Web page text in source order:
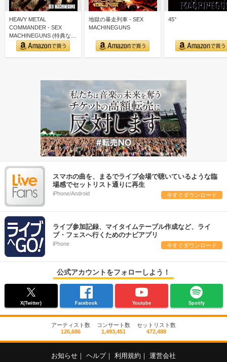
HEAVY METAL
COMMANDER - SEX
MACHINEGUNS (特典な
し)
地獄の暴走列車 - SEX
MACHINEGUNS
45°
スマホの曲を、まるでライブ会場で聴いているような臨
場感でセットリスト通りに再生
iPhone/Android 今すぐダウンロード
ライブ参加記録、マイタイムテーブル作成など、ライ
ブ・フェスへ行くためのナビアプリ
iPhone 今すぐダウンロード
公式アカウントをフォローしよう！
X(Twitter) Facebook Youtube Spotify
アーティスト数
126,686
コンサート数
1,493,451
セットリスト数
472,488
お知らせ ヘルプ 利用規約 運営会社